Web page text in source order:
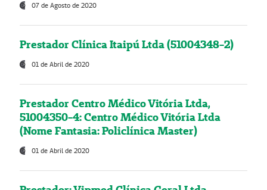
07 de Agosto de 2020
Prestador Clínica Itaipú Ltda (51004348-2)
01 de Abril de 2020
Prestador Centro Médico Vitória Ltda,
51004350-4: Centro Médico Vitória Ltda
(Nome Fantasia: Policlínica Master)
01 de Abril de 2020